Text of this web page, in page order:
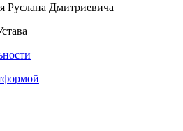
Руслана Дмитриевича